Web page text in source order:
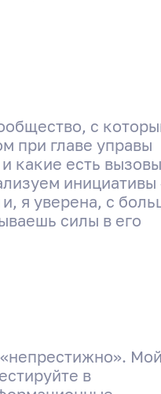
с
при главе управы
какие есть
инициативы
я уверена, с
силы в его
в